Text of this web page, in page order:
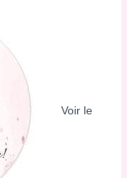
Voir le